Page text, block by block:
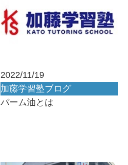
2022/11/19
加藤学習塾ブログ
パーム油とは